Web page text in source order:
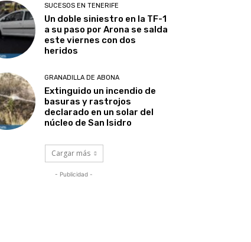
SUCESOS EN TENERIFE
Un doble siniestro en la TF-1
a su paso por Arona se salda
este viernes con dos
heridos
GRANADILLA DE ABONA
Extinguido un incendio de
basuras y rastrojos
declarado en un solar del
núcleo de San Isidro
Cargar más
- Publicidad -